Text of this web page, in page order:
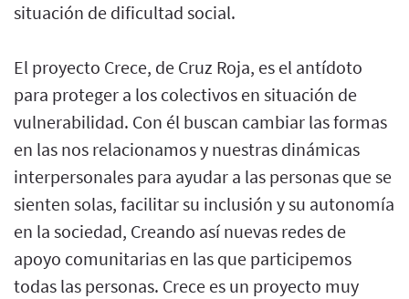
situación de dificultad social.
El proyecto Crece, de Cruz Roja, es el antídoto
para proteger a los colectivos en situación de
vulnerabilidad. Con él buscan cambiar las formas
en las nos relacionamos y nuestras dinámicas
interpersonales para ayudar a las personas que se
sienten solas, facilitar su inclusión y su autonomía
en la sociedad, Creando así nuevas redes de
apoyo comunitarias en las que participemos
todas las personas. Crece es un proyecto muy